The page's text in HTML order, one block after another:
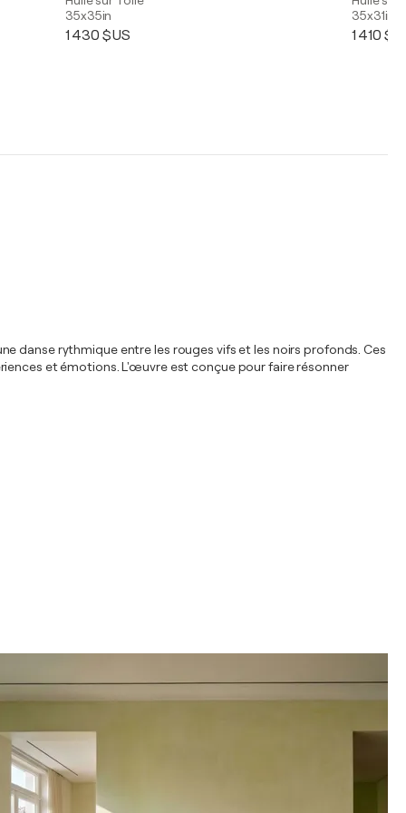
35x35in
1 430 $US
35x31in
1 410
danse rythmique entre les rouges vifs et les noirs profonds. Ces
et émotions. L'œuvre est conçue pour faire résonner